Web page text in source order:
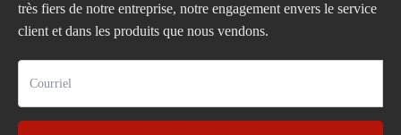
très fiers de notre entreprise, notre engagement envers le service
client et dans les produits que nous vendons.